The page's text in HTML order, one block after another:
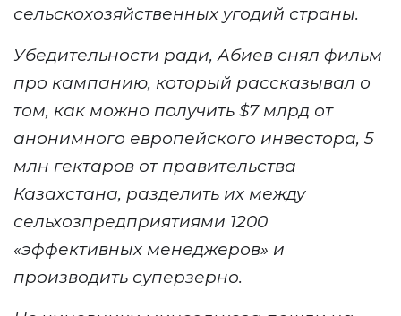
сельскохозяйственных угодий страны.
Убедительности ради, Абиев снял фильм
про кампанию, который рассказывал о
том, как можно получить $7 млрд от
анонимного европейского инвестора, 5
млн гектаров от правительства
Казахстана, разделить их между
сельхозпредприятиями 1200
«эффективных менеджеров» и
производить суперзерно.